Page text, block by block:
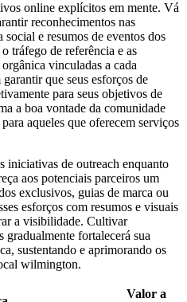
online explícitos em mente. Vá
reconhecimentos nas
e resumos de eventos dos
tráfego de referência e as
vinculadas a cada
que seus esforços de
para seus objetivos de
a boa vontade da comunidade
aqueles que oferecem serviços
iniciativas de outreach enquanto
aos potenciais parceiros um
exclusivos, guias de marca ou
esforços com resumos e visuais
a visibilidade. Cultivar
gradualmente fortalecerá sua
sustentando e aprimorando os
wilmington.
Valor a